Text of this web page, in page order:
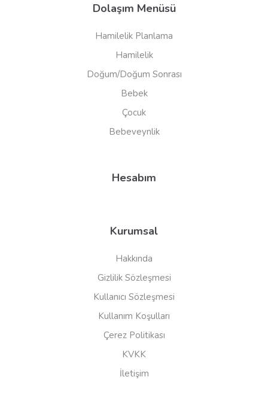
Dolaşım Menüsü
Hamilelik Planlama
Hamilelik
Doğum/Doğum Sonrası
Bebek
Çocuk
Bebeveynlik
Hesabım
Kurumsal
Hakkında
Gizlilik Sözleşmesi
Kullanıcı Sözleşmesi
Kullanım Koşulları
Çerez Politikası
KVKK
İletişim